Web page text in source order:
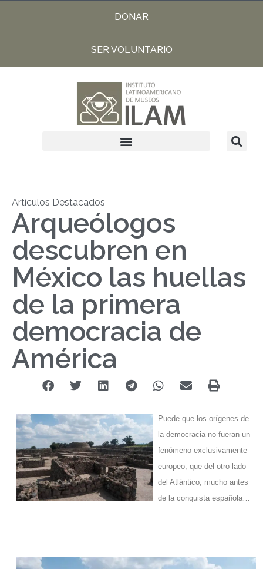
DONAR
SER VOLUNTARIO
Artículos Destacados
Arqueólogos
descubren en
México las huellas
de la primera
democracia de
América
Puede que los orígenes de
la democracia no fueran un
fenómeno exclusivamente
europeo, que del otro lado
del Atlántico, mucho antes
de la conquista española…